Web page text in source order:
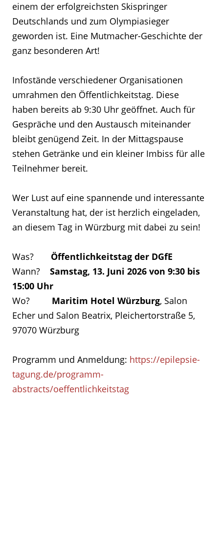
einem der erfolgreichsten Skispringer
Deutschlands und zum Olympiasieger
geworden ist. Eine Mutmacher-Geschichte der
ganz besonderen Art!
Infostände verschiedener Organisationen
umrahmen den Öffentlichkeitstag. Diese
haben bereits ab 9:30 Uhr geöffnet. Auch für
Gespräche und den Austausch miteinander
bleibt genügend Zeit. In der Mittagspause
stehen Getränke und ein kleiner Imbiss für alle
Teilnehmer bereit.
Wer Lust auf eine spannende und interessante
Veranstaltung hat, der ist herzlich eingeladen,
an diesem Tag in Würzburg mit dabei zu sein!
Was? Öffentlichkeitstag der DGfE
Wann? Samstag, 13. Juni 2026 von 9:30 bis
15:00 Uhr
Wo?
Maritim Hotel Würzburg, Salon
Echer und Salon Beatrix, Pleichertorstraße 5,
97070 Würzburg
Programm und Anmeldung: https://epilepsie-
tagung.de/programm-
abstracts/oeffentlichkeitstag